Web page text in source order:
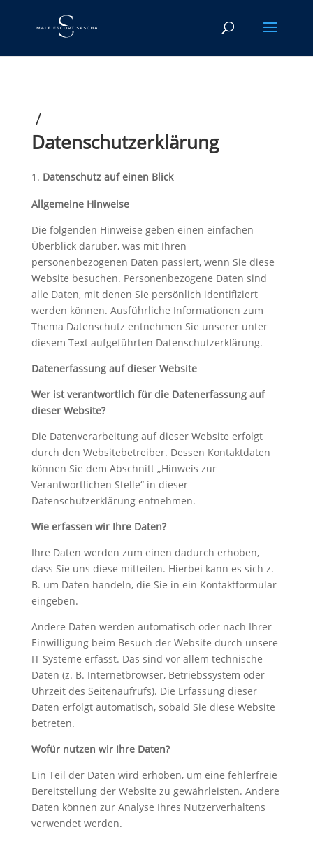
/
Datenschutzerklärung
Datenschutz auf einen Blick
Allgemeine Hinweise
Die folgenden Hinweise geben einen einfachen
Überblick darüber, was mit Ihren
personenbezogenen Daten passiert, wenn Sie diese
Website besuchen. Personenbezogene Daten sind
alle Daten, mit denen Sie persönlich identifiziert
werden können. Ausführliche Informationen zum
Thema Datenschutz entnehmen Sie unserer unter
diesem Text aufgeführten Datenschutzerklärung.
Datenerfassung auf dieser Website
Wer ist verantwortlich für die Datenerfassung auf
dieser Website?
Die Datenverarbeitung auf dieser Website erfolgt
durch den Websitebetreiber. Dessen Kontaktdaten
können Sie dem Abschnitt „Hinweis zur
Verantwortlichen Stelle“ in dieser
Datenschutzerklärung entnehmen.
Wie erfassen wir Ihre Daten?
Ihre Daten werden zum einen dadurch erhoben,
dass Sie uns diese mitteilen. Hierbei kann es sich z.
B. um Daten handeln, die Sie in ein Kontaktformular
eingeben.
Andere Daten werden automatisch oder nach Ihrer
Einwilligung beim Besuch der Website durch unsere
IT Systeme erfasst. Das sind vor allem technische
Daten (z. B. Internetbrowser, Betriebssystem oder
Uhrzeit des Seitenaufrufs). Die Erfassung dieser
Daten erfolgt automatisch, sobald Sie diese Website
betreten.
Wofür nutzen wir Ihre Daten?
Ein Teil der Daten wird erhoben, um eine fehlerfreie
Bereitstellung der Website zu gewährleisten. Andere
Daten können zur Analyse Ihres Nutzerverhaltens
verwendet werden.